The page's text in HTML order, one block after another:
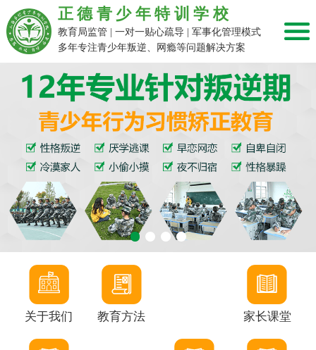
正德青少年特训学校
教育局监管 | 一对一贴心疏导 | 军事化管理模式
多年专注青少年叛逆、网瘾等问题解决方案
关于我们 教育方法 家长课堂